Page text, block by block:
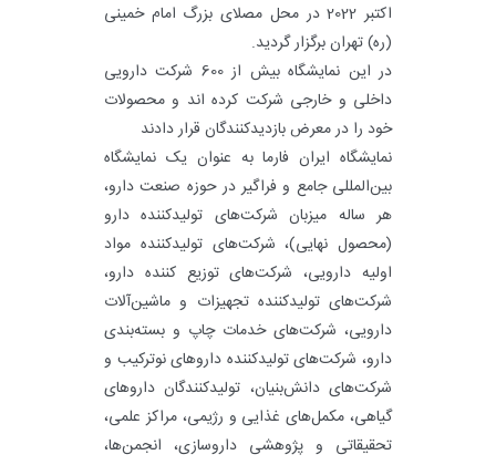
اکتبر 2022 در محل مصلای بزرگ امام خمینی
(ره) تهران برگزار گردید.
در این نمایشگاه بیش از 600 شرکت دارویی
داخلی و خارجی شرکت کرده اند و محصولات
خود را در معرض بازدیدکنندگان قرار دادند
نمایشگاه ایران‌ فارما به عنوان یک نمایشگاه
بین‌المللی جامع و فراگیر در حوزه صنعت دارو،
هر ساله میزبان شرکت‌های تولیدکننده دارو
(محصول نهایی)، شرکت‌های تولیدکننده مواد
اولیه دارویی، شرکت‌های توزیع کننده دارو،
شرکت‌های تولیدکننده تجهیزات و ماشین‌آلات
دارویی، شرکت‌های خدمات چاپ و بسته‌بندی
دارو، شرکت‌های تولیدکننده داروهای نوترکیب و
شرکت‌های دانش‌بنیان، تولیدکنندگان داروهای
گیاهی، مکمل‌های غذایی و رژیمی، مراکز علمی،
تحقیقاتی و پژوهشی داروسازی، انجمن‌ها،